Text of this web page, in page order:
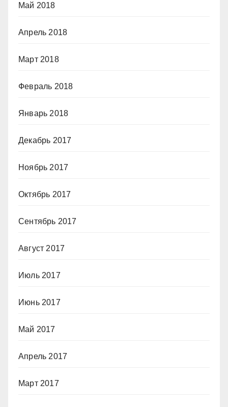
Май 2018
Апрель 2018
Март 2018
Февраль 2018
Январь 2018
Декабрь 2017
Ноябрь 2017
Октябрь 2017
Сентябрь 2017
Август 2017
Июль 2017
Июнь 2017
Май 2017
Апрель 2017
Март 2017